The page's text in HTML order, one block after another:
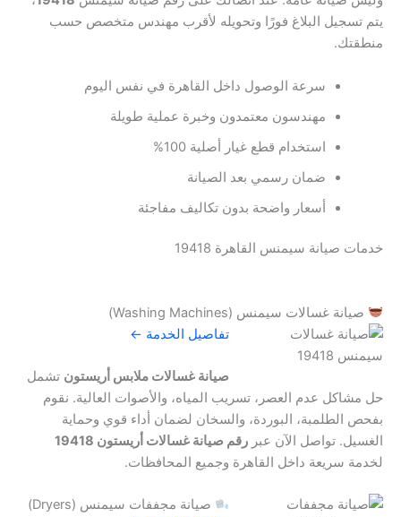
يتم تسجيل البلاغ فورًا وتحويله لأقرب مهندس متخصص حسب
منطقتك.
سرعة الوصول داخل القاهرة في نفس اليوم
مهندسون معتمدون وخبرة عملية طويلة
استخدام قطع غيار أصلية 100%
ضمان رسمي بعد الصيانة
أسعار واضحة بدون تكاليف مفاجئة
خدمات صيانة سيمنس القاهرة 19418
صيانة غسالات سيمنس (Washing Machines)
تفاصيل الخدمة ←
صيانة غسالات ملابس أريستون تشمل
حل مشاكل عدم العصر، تسريب المياه، والأصوات العالية. نقوم
بفحص الطلمبة، البوردة، والسخان لضمان أداء قوي وحماية
الغسيل. تواصل الآن عبر رقم صيانة غسالات أريستون 19418
لخدمة سريعة داخل القاهرة وجميع المحافظات.
صيانة مجففات سيمنس (Dryers)